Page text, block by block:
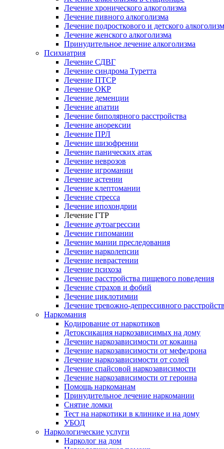
Лечение хронического алкоголизма
Лечение пивного алкоголизма
Лечение подросткового и детского
Лечение женского алкоголизма
Принудительное лечение алкоголизма
Психиатрия
Лечение СДВГ
Лечение синдрома Туретта
Лечение ПТСР
Лечение ОКР
Лечение деменции
Лечение апатии
Лечение биполярного расстройства
Лечение анорексии
Лечение ПРЛ
Лечение шизофрении
Лечение панических атак
Лечение неврозов
Лечение игромании
Лечение астении
Лечение клептомании
Лечение стресса
Лечение ипохондрии
Лечение ГТР
Лечение аутоагрессии
Лечение гипомании
Лечение мании преследования
Лечение нарколепсии
Лечение неврастении
Лечение психоза
Лечение расстройства пищевого поведения
Лечение страхов и фобий
Лечение циклотимии
Лечение тревожно-депрессивного
Наркомания
Кодирование от наркотиков
Детоксикация наркозависимых на дому
Лечение наркозависимости от кокаина
Лечение наркозависимости от мефедрона
Лечение наркозависимости от солей
Лечение спайсовой наркозависимости
Лечение наркозависимости от героина
Помощь наркоманам
Принудительное лечение наркомании
Снятие ломки
Тест на наркотики в клинике и на дому
УБОД
Наркологические услуги
Нарколог на дом